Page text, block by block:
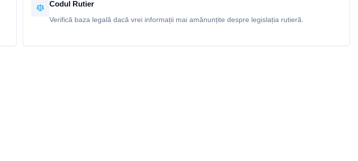
Codul Rutier
Verifică baza legală dacă vrei informații mai amănunțite despre legislația rutieră.